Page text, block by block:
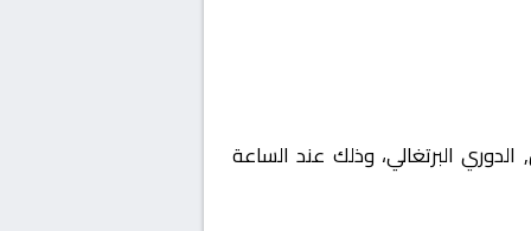
الدوري البرتغالي، وذلك عند الساعة